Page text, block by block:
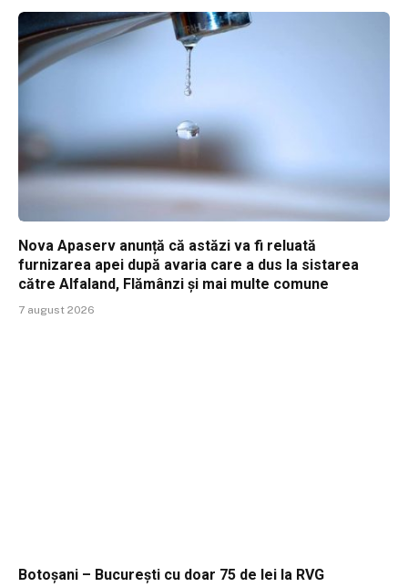
Nova Apaserv anunță că astăzi va fi reluată
furnizarea apei după avaria care a dus la sistarea
către Alfaland, Flămânzi și mai multe comune
7 august 2026
Botoșani – București cu doar 75 de lei la RVG